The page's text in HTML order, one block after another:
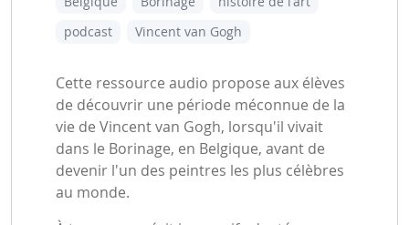
podcast
Vincent van Gogh
Cette ressource audio propose aux élèves
de découvrir une période méconnue de la
vie de Vincent van Gogh, lorsqu'il vivait
dans le Borinage, en Belgique, avant de
devenir l'un des peintres les plus célèbres
au monde.